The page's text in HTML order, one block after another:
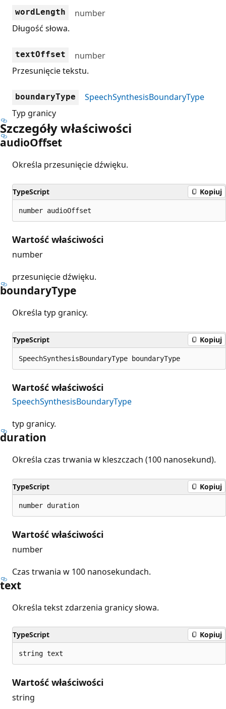
wordLength
number
Długość słowa.
textOffset
number
Przesunięcie tekstu.
boundaryType
SpeechSynthesisBoundaryType
Typ granicy
Szczegóły właściwości
audioOffset
Określa przesunięcie dźwięku.
TypeScript Kopiuj
number audioOffset
Wartość właściwości
number
przesunięcie dźwięku.
boundaryType
Określa typ granicy.
TypeScript Kopiuj
SpeechSynthesisBoundaryType boundaryType
Wartość właściwości
SpeechSynthesisBoundaryType
typ granicy.
duration
Określa czas trwania w kleszczach (100 nanosekund).
TypeScript Kopiuj
number duration
Wartość właściwości
number
Czas trwania w 100 nanosekundach.
text
Określa tekst zdarzenia granicy słowa.
TypeScript Kopiuj
string text
Wartość właściwości
string